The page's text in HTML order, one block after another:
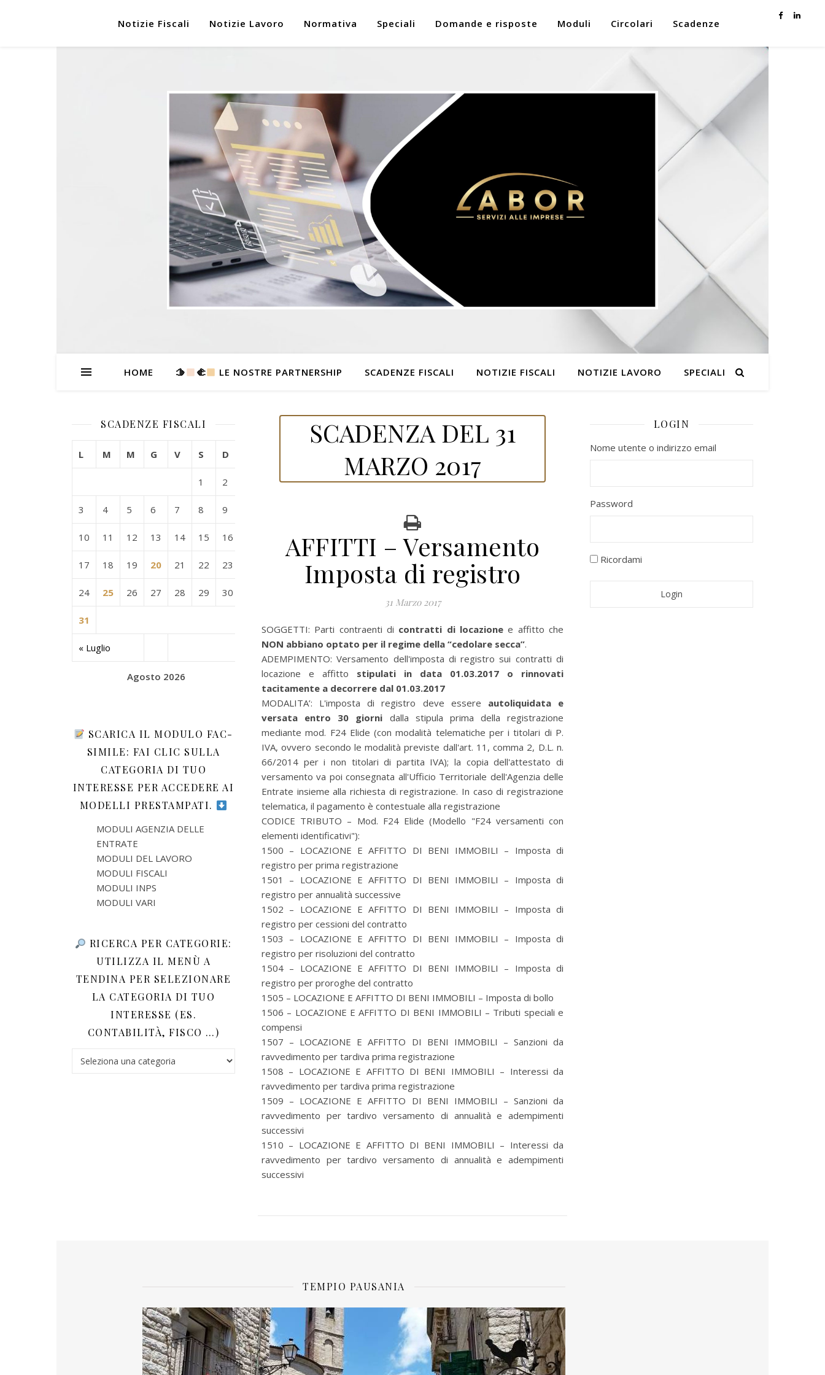
Notizie Fiscali Notizie Lavoro Normativa Speciali Domande e risposte Moduli Circolari Scadenze
HOME 🫱 ‍🫲 LE NOSTRE PARTNERSHIP SCADENZE FISCALI NOTIZIE FISCALI NOTIZIE LAVORO SPECIALI
SCADENZE FISCALI
Agosto 2026
L M M G V S D
« Luglio
1 2
3 4 5 6 7 8 9
10 11 12 13 14 15 16
17 18 19 20 21 22 23
24 25 26 27 28 29 30
31
SCARICA IL MODULO FAC-
SIMILE: FAI CLIC SULLA
CATEGORIA DI TUO
INTERESSE PER ACCEDERE AI
MODELLI PRESTAMPATI.
MODULI AGENZIA DELLE
ENTRATE
MODULI DEL LAVORO
MODULI FISCALI
MODULI INPS
MODULI VARI
RICERCA PER CATEGORIE:
UTILIZZA IL MENÙ A
TENDINA PER SELEZIONARE
LA CATEGORIA DI TUO
INTERESSE (ES.
CONTABILITÀ, FISCO …)
Ricerca per categorie: utilizza il menù a tendina per selezionare la categoria di tuo interesse (es. contabilità, Fisco …)
SCADENZA DEL 31
MARZO 2017
AFFITTI – Versamento
Imposta di registro
31 Marzo 2017
SOGGETTI: Parti contraenti di contratti di locazione e affitto che
NON abbiano optato per il regime della “cedolare secca”.
ADEMPIMENTO: Versamento dell'imposta di registro sui contratti di
locazione e affitto stipulati in data 01.03.2017 o rinnovati
tacitamente a decorrere dal 01.03.2017
MODALITA’: L'imposta di registro deve essere autoliquidata e
versata entro 30 giorni dalla stipula prima della registrazione
mediante mod. F24 Elide (con modalità telematiche per i titolari di P.
IVA, ovvero secondo le modalità previste dall'art. 11, comma 2, D.L. n.
66/2014 per i non titolari di partita IVA); la copia dell'attestato di
versamento va poi consegnata all'Ufficio Territoriale dell'Agenzia delle
Entrate insieme alla richiesta di registrazione. In caso di registrazione
telematica, il pagamento è contestuale alla registrazione
CODICE TRIBUTO – Mod. F24 Elide (Modello "F24 versamenti con
elementi identificativi"):
1500 – LOCAZIONE E AFFITTO DI BENI IMMOBILI – Imposta di
registro per prima registrazione
1501 – LOCAZIONE E AFFITTO DI BENI IMMOBILI – Imposta di
registro per annualità successive
1502 – LOCAZIONE E AFFITTO DI BENI IMMOBILI – Imposta di
registro per cessioni del contratto
1503 – LOCAZIONE E AFFITTO DI BENI IMMOBILI – Imposta di
registro per risoluzioni del contratto
1504 – LOCAZIONE E AFFITTO DI BENI IMMOBILI – Imposta di
registro per proroghe del contratto
1505 – LOCAZIONE E AFFITTO DI BENI IMMOBILI – Imposta di bollo
1506 – LOCAZIONE E AFFITTO DI BENI IMMOBILI – Tributi speciali e
compensi
1507 – LOCAZIONE E AFFITTO DI BENI IMMOBILI – Sanzioni da
ravvedimento per tardiva prima registrazione
1508 – LOCAZIONE E AFFITTO DI BENI IMMOBILI – Interessi da
ravvedimento per tardiva prima registrazione
1509 – LOCAZIONE E AFFITTO DI BENI IMMOBILI – Sanzioni da
ravvedimento per tardivo versamento di annualità e adempimenti
successivi
1510 – LOCAZIONE E AFFITTO DI BENI IMMOBILI – Interessi da
ravvedimento per tardivo versamento di annualità e adempimenti
successivi
LOGIN
Nome utente o indirizzo email
Password
Ricordami
TEMPIO PAUSANIA